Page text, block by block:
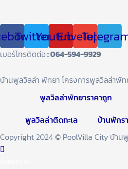
TwitterYoutubeEnvelope
เบอร์โทรติดต่อ: 064-594-9929
บ้านพูลวิลล่า พัทยา โครงการพูลวิลล่าพั
พูลวิลล่าพัทยาราคาถูก
พูลวิลล่าติดทะเล
บ้านพักร
Copyright 2024 © PoolVilla City บ้าน